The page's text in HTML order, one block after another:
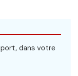
dans votre